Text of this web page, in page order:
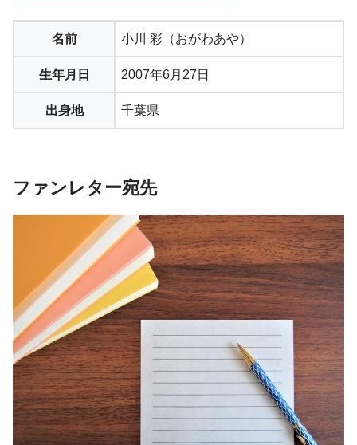
名前 小川 彩（おがわあや）
生年月日 2007年6月27日
出身地 千葉県
ファンレター宛先